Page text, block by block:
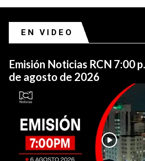
EN VIDEO
Emisión Noticias RCN 7:00
de agosto de 2026